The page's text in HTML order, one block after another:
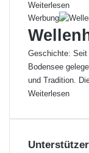
Weiterlesen
Werbung
Geschichte: Seit
Bodensee
und Tradition.
Weiterlesen
Unterstützer